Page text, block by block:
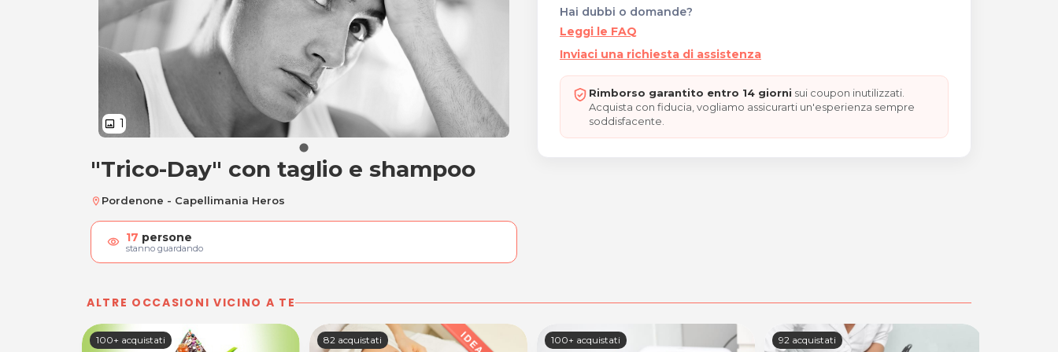
image 1
"Trico-Day" con taglio e shampoo
"Trico-Day" con taglio e shampoo
location_on Pordenone - Capellimania Heros
visibility 17 persone
stanno guardando
Hai dubbi o domande?
Leggi le FAQ
Inviaci una richiesta di assistenza
Rimborso garantito entro 14 giorni sui coupon inutilizzati.
Acquista con fiducia, vogliamo assicurarti un'esperienza sempre
soddisfacente.
ALTRE OCCASIONI VICINO A TE
100+ acquistati 82 acquistati 100+ acquistati 92 acquistati